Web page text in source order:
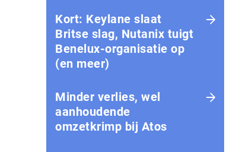
Kort: Keylane slaat
Britse slag, Nutanix tuigt
Benelux-organisatie op
(en meer)
Minder verlies, wel
aanhoudende
omzetkrimp bij Atos